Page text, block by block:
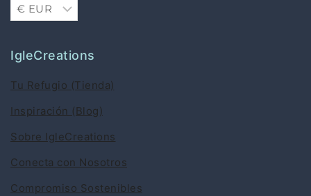
IgleCreations
Tu Refugio (Tienda)
Inspiración (Blog)
Sobre IgleCreations
Conecta con Nosotros
Compromiso Sostenibles